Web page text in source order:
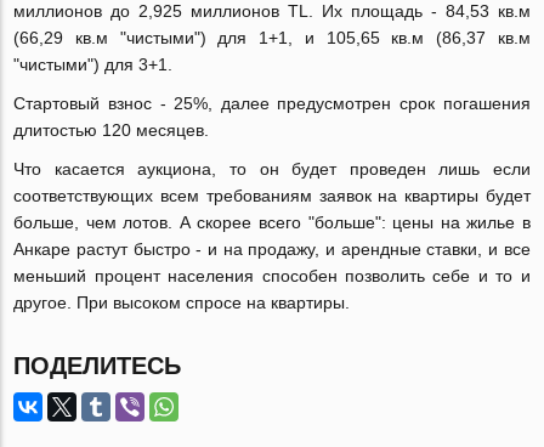
миллионов до 2,925 миллионов TL. Их площадь - 84,53 кв.м
(66,29 кв.м "чистыми") для 1+1, и 105,65 кв.м (86,37 кв.м
"чистыми") для 3+1.
Cтартовый взнос - 25%, далее предусмотрен срок погашения
длитостью 120 месяцев.
Что касается аукциона, то он будет проведен лишь если
соответствующих всем требованиям заявок на квартиры будет
больше, чем лотов. А скорее всего "больше": цены на жилье в
Анкаре растут быстро - и на продажу, и арендные ставки, и все
меньший процент населения способен позволить себе и то и
другое. При высоком спросе на квартиры.
ПОДЕЛИТЕСЬ